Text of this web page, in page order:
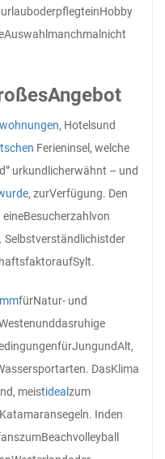
oderpflegteinHobby
Auswahl manchmal nicht
Angebot
, Hotelsund
Ferieninsel, welche
urkundlicherwähnt – und
, zurVerfügung. Den
eineBesucherzahl von
Selbstverständlichistder
aufSylt.
fürNatur- und
unddasruhige
fürJungundAlt,
DasKlima
meistideal zum
Katamaransegeln. Inden
zumBeachvolleyball